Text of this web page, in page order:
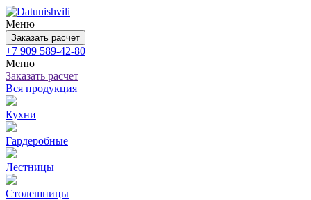
Меню
Заказать расчет
+7 909 589-42-80
Меню
Заказать расчет
Вся продукция
Кухни
Гардеробные
Лестницы
Столешницы